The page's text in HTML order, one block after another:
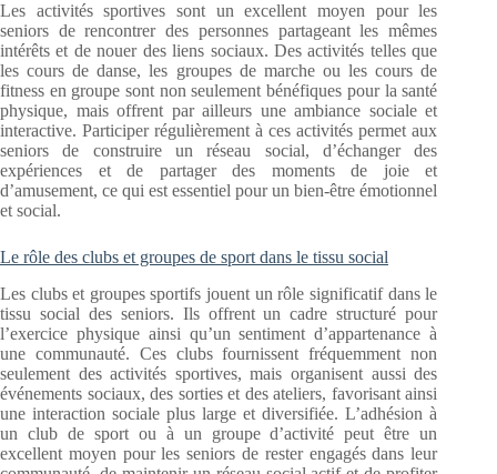
Les activités sportives sont un excellent moyen pour les
seniors de rencontrer des personnes partageant les mêmes
intérêts et de nouer des liens sociaux. Des activités telles que
les cours de danse, les groupes de marche ou les cours de
fitness en groupe sont non seulement bénéfiques pour la santé
physique, mais offrent par ailleurs une ambiance sociale et
interactive. Participer régulièrement à ces activités permet aux
seniors de construire un réseau social, d’échanger des
expériences et de partager des moments de joie et
d’amusement, ce qui est essentiel pour un bien-être émotionnel
et social.
Le rôle des clubs et groupes de sport dans le tissu social
Les clubs et groupes sportifs jouent un rôle significatif dans le
tissu social des seniors. Ils offrent un cadre structuré pour
l’exercice physique ainsi qu’un sentiment d’appartenance à
une communauté. Ces clubs fournissent fréquemment non
seulement des activités sportives, mais organisent aussi des
événements sociaux, des sorties et des ateliers, favorisant ainsi
une interaction sociale plus large et diversifiée. L’adhésion à
un club de sport ou à un groupe d’activité peut être un
excellent moyen pour les seniors de rester engagés dans leur